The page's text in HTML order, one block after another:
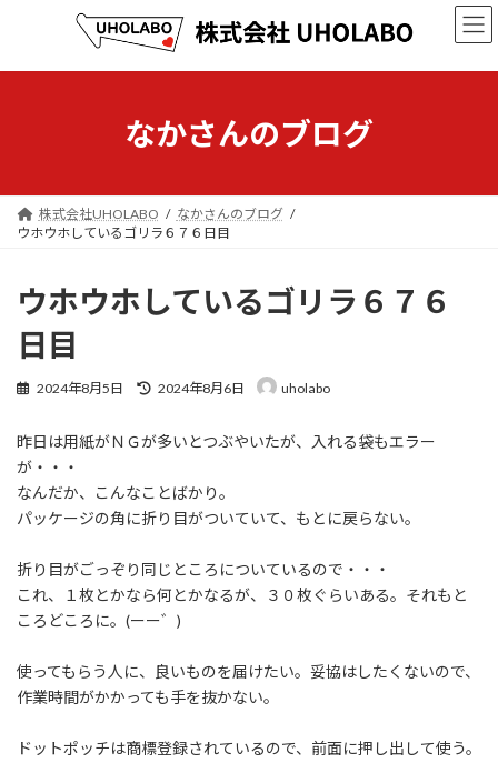
ン
ー
なかさんのブログ
株式会社UHOLABO
なかさんのブログ
ウホウホしているゴリラ６７６日目
ウホウホしているゴリラ６７６
日目
2024年8月5日
最
新
時
:
2024年8月6日 uholabo
昨日は用紙がＮＧが多いとつぶやいたが、入れる袋もエラー
が・・・
なんだか、こんなことばかり。
パッケージの角に折り目がついていて、もとに戻らない。
折り目がごっぞり同じところについているので・・・
これ、１枚とかなら何とかなるが、３０枚ぐらいある。それもと
ころどころに。(ーー゛)
使ってもらう人に、良いものを届けたい。妥協はしたくないので、
作業時間がかかっても手を抜かない。
ドットポッチは商標登録されているので、前面に押し出して使う。